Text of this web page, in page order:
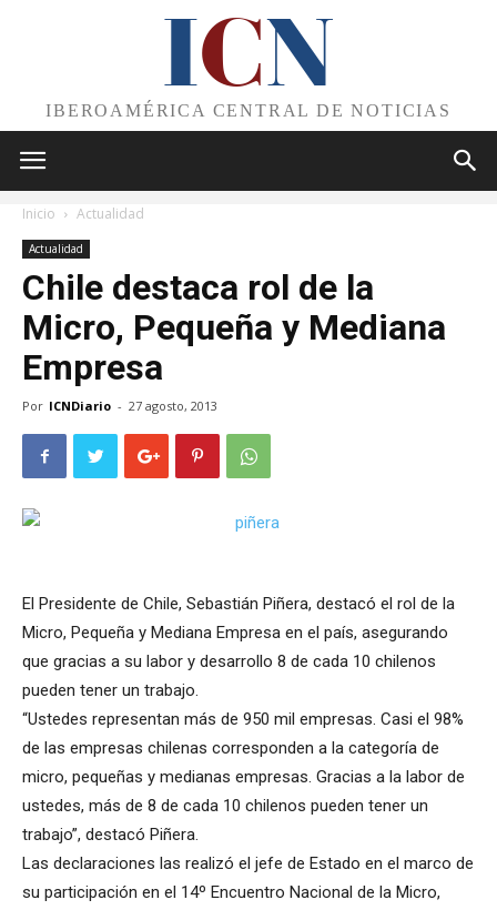
ICN
IBEROAMÉRICA CENTRAL DE NOTICIAS
Inicio Actualidad
Actualidad
Chile destaca rol de la
Micro, Pequeña y Mediana
Empresa
Por ICNDiario - 27 agosto, 2013
El Presidente de Chile, Sebastián Piñera, destacó el rol de la
Micro, Pequeña y Mediana Empresa en el país, asegurando
que gracias a su labor y desarrollo 8 de cada 10 chilenos
pueden tener un trabajo.
“Ustedes representan más de 950 mil empresas. Casi el 98%
de las empresas chilenas corresponden a la categoría de
micro, pequeñas y medianas empresas. Gracias a la labor de
ustedes, más de 8 de cada 10 chilenos pueden tener un
trabajo”, destacó Piñera.
Las declaraciones las realizó el jefe de Estado en el marco de
su participación en el 14º Encuentro Nacional de la Micro,